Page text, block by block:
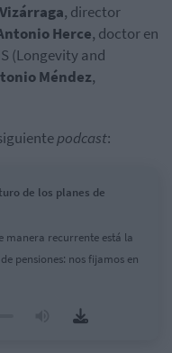
, director
Herce, doctor en
(Longevity and
Méndez,
podcast:
de los planes de
manera recurrente está la
pensiones: nos fijamos en